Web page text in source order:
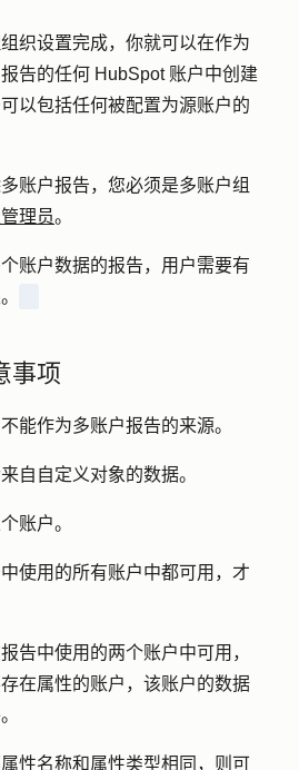
织设置完成，你就可以在作为
告的任何 HubSpot 账户中创建
以包括任何被配置为源账户的
账户报告，您必须是多账户组
理员。
账户数据的报告，用户需要有
事项
能作为多账户报告的来源。
自自定义对象的数据。
账户。
使用的所有账户中都可用，才
告中使用的两个账户中可用，
在属性的账户，该账户的数据
性名称和属性类型相同，则可